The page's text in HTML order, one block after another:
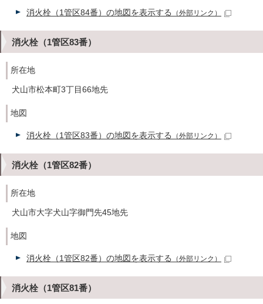
消火栓（1管区84番）の地図を表示する （外部リンク）
消火栓（1管区83番）
所在地
犬山市松本町3丁目66地先
地図
消火栓（1管区83番）の地図を表示する （外部リンク）
消火栓（1管区82番）
所在地
犬山市大字犬山字御門先45地先
地図
消火栓（1管区82番）の地図を表示する （外部リンク）
消火栓（1管区81番）